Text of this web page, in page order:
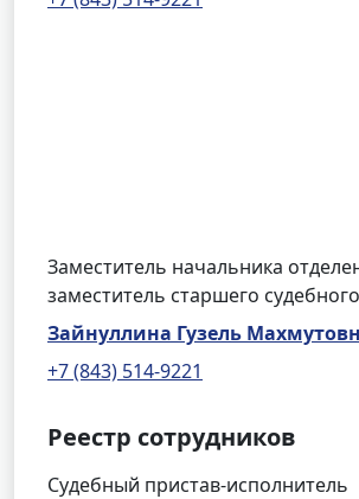
Заместитель начальника
заместитель старшего
Зайнуллина Гузель
+7 (843) 514-9221
Реестр сотрудников
Судебный пристав-исполнитель